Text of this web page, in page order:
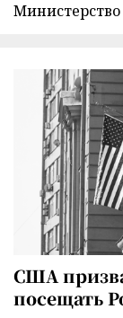
США
посещать